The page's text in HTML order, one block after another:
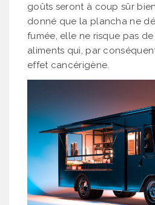
goûts seront à coup sûr
donné que la plancha ne
fumée, elle ne risque pas
aliments qui, par
effet cancérigène.